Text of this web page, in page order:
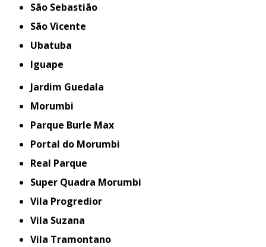
São Sebastião
São Vicente
Ubatuba
iguape
Jardim Guedala
Morumbi
Parque Burle Max
Portal do Morumbi
Real Parque
Super Quadra Morumbi
Vila Progredior
Vila Suzana
Vila Tramontano